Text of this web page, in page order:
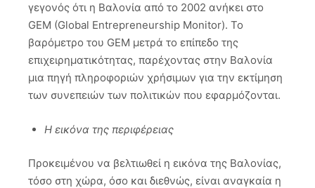
γεγονός ότι η Βαλονία από το 2002 ανήκει στο
GEM (Global Entrepreneurship Monitor). Το
βαρόμετρο του GEM μετρά το επίπεδο της
επιχειρηματικότητας, παρέχοντας στην Βαλονία
μια πηγή πληροφοριών χρήσιμων για την εκτίμηση
των συνεπειών των πολιτικών που εφαρμόζονται.
Η εικόνα της περιφέρειας
Προκειμένου να βελτιωθεί η εικόνα της Βαλονίας,
τόσο στη χώρα, όσο και διεθνώς, είναι αναγκαία η